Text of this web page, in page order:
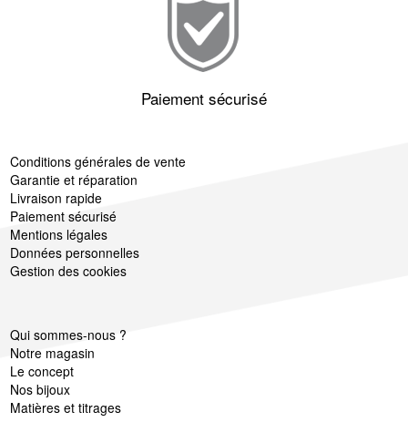
Paiement sécurisé
Conditions générales de vente
Garantie et réparation
Livraison rapide
Paiement sécurisé
Mentions légales
Données personnelles
Gestion des cookies
Qui sommes-nous ?
Notre magasin
Le concept
Nos bijoux
Matières et titrages